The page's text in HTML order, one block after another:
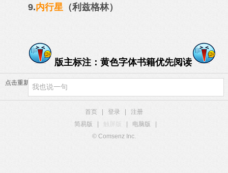
9.内行星 （利兹格林）
版主标注：黄色字体书籍优先阅读
点击重新加载
首页 登录
注册
简易版
触屏版 电脑版
© Comsenz Inc.